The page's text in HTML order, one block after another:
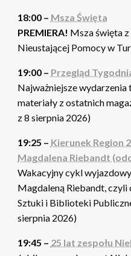
18:00 – Msza Święta
PREMIERA! Msza święta
Nieustającej Pomocy w
19:00 – Przegląd
Najważniejsze wydarzenia
materiały z ostatnich
z 8 sierpnia 2026)
19:25 – Kierunek Region
Magdalena Riebandt
Wakacyjny cykl
Magdaleną Riebandt,
Sztuki i Biblioteki
sierpnia 2026)
19:45 – 25 lat zespołu